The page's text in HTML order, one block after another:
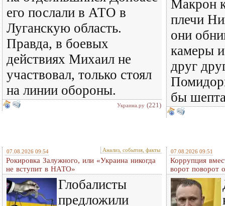
его послали в АТО в
Луганскую область.
Правда, в боевых
действиях Михаил не
участвовал, только стоял
на линии обороны.
Украина.ру (221)
Макрон
плечи
они
камеры
друг
бы
07.08.2026 09:54 Анализ, события, факты
Рокировка Залужного, или «Украина никогда
не вступит в НАТО»
Глобалисты
предложили
07.08.2026 09:51
Коррупция
ворот поворот